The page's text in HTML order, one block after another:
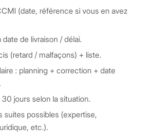
(date, référence si vous en avez
date de livraison / délai.
(retard / malfaçons) + liste.
: planning + correction + date
30 jours selon la situation.
suites possibles (expertise,
etc.).